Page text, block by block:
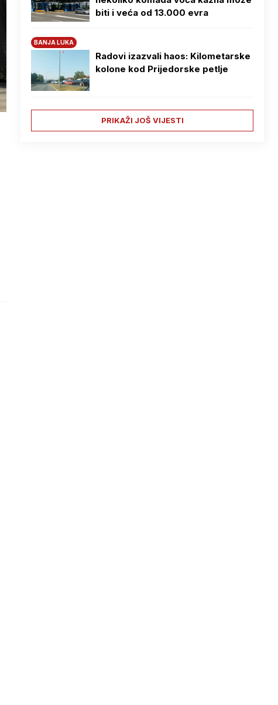
biti i veća od 13.000 evra
BANJA LUKA
Radovi izazvali haos: Kilometarske
kolone kod Prijedorske petlje
PRIKAŽI JOŠ VIJESTI